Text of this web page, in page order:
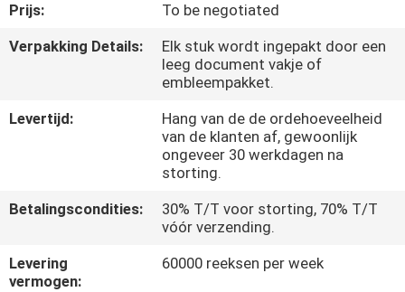
NIEUWS
EEN
SITEMAP
PRIVACYBELEID
Prijs:
To be negotiated
Verpakking Details:
Elk stuk wordt ingepakt door een
leeg document vakje of
embleempakket.
Levertijd:
Hang van de de ordehoeveelheid
van de klanten af, gewoonlijk
ongeveer 30 werkdagen na
storting.
Betalingscondities:
30% T/T voor storting, 70% T/T
vóór verzending.
Levering
vermogen:
60000 reeksen per week